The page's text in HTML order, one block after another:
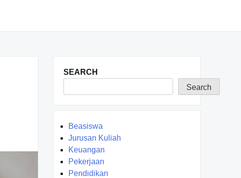
SEARCH
Search
Beasiswa
Jurusan Kuliah
Keuangan
Pekerjaan
Pendidikan